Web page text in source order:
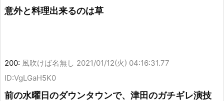
意外と料理出来るのは草
200: 風吹けば名無し 2021/01/12(火) 04:16:31.77
ID:VgLGaH5K0
前の水曜日のダウンタウンで、津田のガチギレ演技